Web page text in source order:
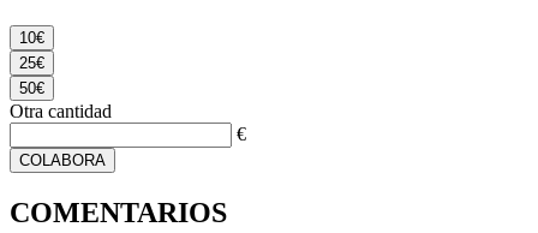
10€
25€
50€
Otra cantidad
€
COLABORA
COMENTARIOS